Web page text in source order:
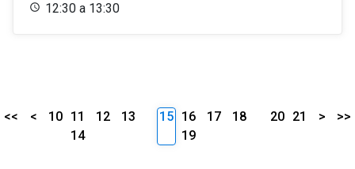
12:30 a 13:30
<< < 10 11 12
13
14
15 16 17
18
19
20 21 > >>